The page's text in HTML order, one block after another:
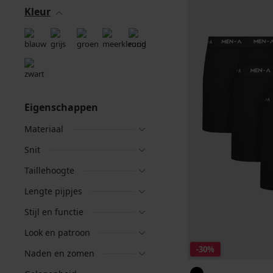
Kleur
Eigenschappen
Materiaal
Snit
Taillehoogte
Lengte pijpjes
Stijl en functie
Look en patroon
Naden en zomen
-30%